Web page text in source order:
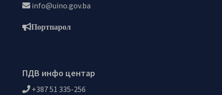
info@uino.gov.ba
Портпарол
ПДВ инфо центар
+387 51 335-256